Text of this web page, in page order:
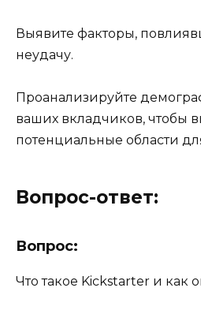
Выявите факторы,
неудачу.
Проанализируйте
ваших вкладчиков, чтобы
потенциальные области
Вопрос-ответ:
Вопрос:
Что такое Kickstarter и как